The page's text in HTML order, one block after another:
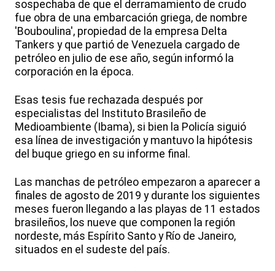
sospechaba de que el derramamiento de crudo
fue obra de una embarcación griega, de nombre
'Bouboulina', propiedad de la empresa Delta
Tankers y que partió de Venezuela cargado de
petróleo en julio de ese año, según informó la
corporación en la época.
Esas tesis fue rechazada después por
especialistas del Instituto Brasileño de
Medioambiente (Ibama), si bien la Policía siguió
esa línea de investigación y mantuvo la hipótesis
del buque griego en su informe final.
Las manchas de petróleo empezaron a aparecer a
finales de agosto de 2019 y durante los siguientes
meses fueron llegando a las playas de 11 estados
brasileños, los nueve que componen la región
nordeste, más Espírito Santo y Río de Janeiro,
situados en el sudeste del país.